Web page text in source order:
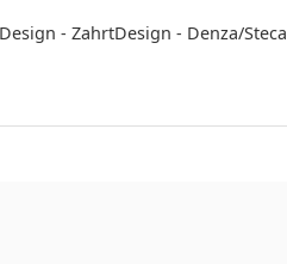
Design - ZahrtDesign - Denza/Steca